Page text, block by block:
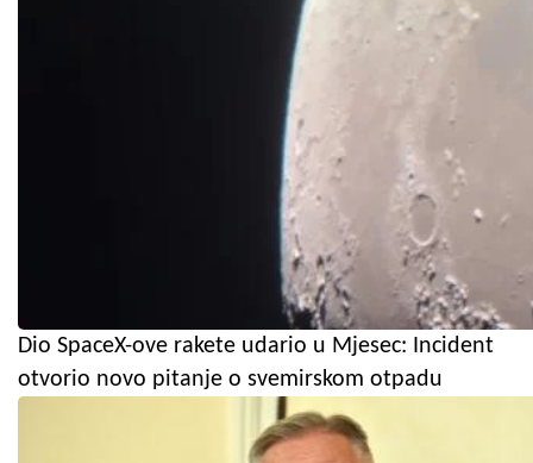
Dio SpaceX-ove rakete udario u Mjesec: Incident
otvorio novo pitanje o svemirskom otpadu